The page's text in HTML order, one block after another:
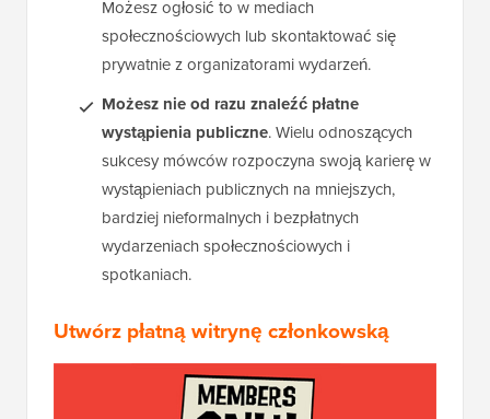
Możesz ogłosić to w mediach
społecznościowych lub skontaktować się
prywatnie z organizatorami wydarzeń.
Możesz nie od razu znaleźć płatne
wystąpienia publiczne. Wielu odnoszących
sukcesy mówców rozpoczyna swoją karierę w
wystąpieniach publicznych na mniejszych,
bardziej nieformalnych i bezpłatnych
wydarzeniach społecznościowych i
spotkaniach.
Utwórz płatną witrynę członkowską